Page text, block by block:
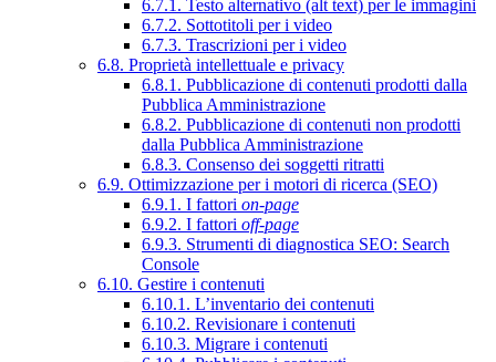
6.7.1. Testo alternativo (alt text) per le immagini
6.7.2. Sottotitoli per i video
6.7.3. Trascrizioni per i video
6.8. Proprietà intellettuale e privacy
6.8.1. Pubblicazione di contenuti prodotti dalla
Pubblica Amministrazione
6.8.2. Pubblicazione di contenuti non prodotti
dalla Pubblica Amministrazione
6.8.3. Consenso dei soggetti ritratti
6.9. Ottimizzazione per i motori di ricerca (SEO)
6.9.1. I fattori on-page
6.9.2. I fattori off-page
6.9.3. Strumenti di diagnostica SEO: Search
Console
6.10. Gestire i contenuti
6.10.1. L’inventario dei contenuti
6.10.2. Revisionare i contenuti
6.10.3. Migrare i contenuti